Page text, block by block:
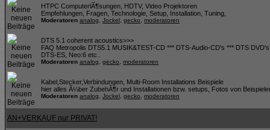
HTPC ComputerlÃ¶sungen, HDTV, Video Projektoren
Empfehlungen, Fragen, Technologie, Setup, Installation, Tuning,
Moderatoren analog Jockel gecko moderatoren
DTS 5.1 coherent acoustics>>>
FAQ Metropolis DTS5.1 MUSIK&TEST-CD *** DTS-Audio-CD's *** DTS
DTS-ES, Neo:6 etc..
Moderatoren analog gecko moderatoren
Kabel,Stecker,Verbindungen, Multi-Room Installations Beispiele
hier alles Ã¼ber ZubehÃ¶r und Installationen bzw. setups, Fotos von
Moderatoren analog Jockel gecko moderatoren
AN+VERKAUF nur PRIVAT!